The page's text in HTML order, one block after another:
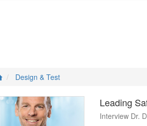
Design & Test
Leading
Interview Dr.